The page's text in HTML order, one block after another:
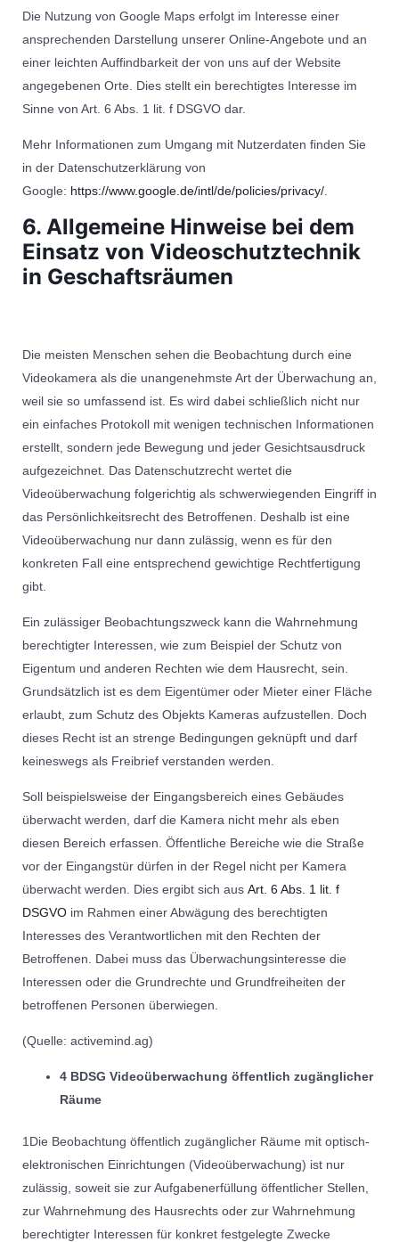
Die Nutzung von Google Maps erfolgt im Interesse einer
ansprechenden Darstellung unserer Online-Angebote und an
einer leichten Auffindbarkeit der von uns auf der Website
angegebenen Orte. Dies stellt ein berechtigtes Interesse im
Sinne von Art. 6 Abs. 1 lit. f DSGVO dar.
Mehr Informationen zum Umgang mit Nutzerdaten finden Sie
in der Datenschutzerklärung von
Google: https://www.google.de/intl/de/policies/privacy/
6. Allgemeine Hinweise bei dem
Einsatz von Videoschutztechnik
in Geschaftsräumen
Die meisten Menschen sehen die Beobachtung durch eine
Videokamera als die unangenehmste Art der Überwachung an,
weil sie so umfassend ist. Es wird dabei schließlich nicht nur
ein einfaches Protokoll mit wenigen technischen Informationen
erstellt, sondern jede Bewegung und jeder Gesichtsausdruck
aufgezeichnet. Das Datenschutzrecht wertet die
Videoüberwachung folgerichtig als schwerwiegenden Eingriff in
das Persönlichkeitsrecht des Betroffenen. Deshalb ist eine
Videoüberwachung nur dann zulässig, wenn es für den
konkreten Fall eine entsprechend gewichtige Rechtfertigung
gibt.
Ein zulässiger Beobachtungszweck kann die Wahrnehmung
berechtigter Interessen, wie zum Beispiel der Schutz von
Eigentum und anderen Rechten wie dem Hausrecht, sein.
Grundsätzlich ist es dem Eigentümer oder Mieter einer Fläche
erlaubt, zum Schutz des Objekts Kameras aufzustellen. Doch
dieses Recht ist an strenge Bedingungen geknüpft und darf
keineswegs als Freibrief verstanden werden.
Soll beispielsweise der Eingangsbereich eines Gebäudes
überwacht werden, darf die Kamera nicht mehr als eben
diesen Bereich erfassen. Öffentliche Bereiche wie die Straße
vor der Eingangstür dürfen in der Regel nicht per Kamera
überwacht werden. Dies ergibt sich aus Art. 6 Abs. 1 lit. f
DSGVO im Rahmen einer Abwägung des berechtigten
Interesses des Verantwortlichen mit den Rechten der
Betroffenen. Dabei muss das Überwachungsinteresse die
Interessen oder die Grundrechte und Grundfreiheiten der
betroffenen Personen überwiegen.
(Quelle: activemind.ag)
4 BDSG Videoüberwachung öffentlich zugänglicher
Räume
1Die Beobachtung öffentlich zugänglicher Räume mit optisch-
elektronischen Einrichtungen (Videoüberwachung) ist nur
zulässig, soweit sie zur Aufgabenerfüllung öffentlicher Stellen,
zur Wahrnehmung des Hausrechts oder zur Wahrnehmung
berechtigter Interessen für konkret festgelegte Zwecke